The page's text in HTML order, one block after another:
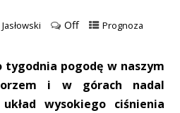
Off Prognoza
tygodnia pogodę w naszym
i w górach nadal
wysokiego ciśnienia